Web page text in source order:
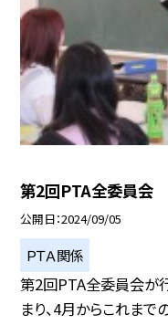
第2回PTA全委員会
公開日 2024/09/05
ＰＴＡ関係
第2回PTA全委員会が
まり、4月からこれまで